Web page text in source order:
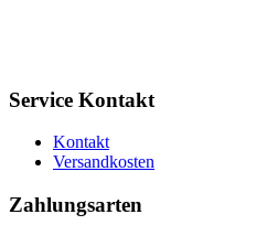
Service Kontakt
Kontakt
Versandkosten
Zahlungsarten